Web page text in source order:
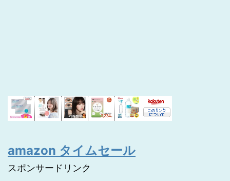
amazon タイムセール
スポンサードリンク